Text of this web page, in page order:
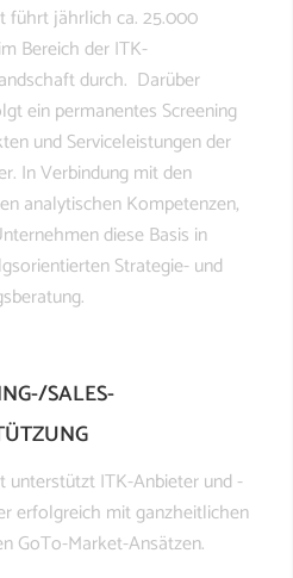
führt jährlich ca. 25.000
Bereich der ITK-
durch. Darüber
ein permanentes Screening
und Serviceleistungen der
In Verbindung mit den
analytischen Kompetenzen,
diese Basis in
Strategie- und
SALES-
unterstützt ITK-Anbieter und -
erfolgreich mit ganzheitlichen
GoTo-Market-Ansätzen.